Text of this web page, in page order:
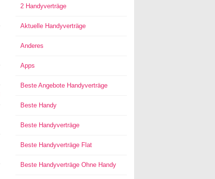
2 Handyverträge
Aktuelle Handyverträge
Anderes
Apps
Beste Angebote Handyverträge
Beste Handy
Beste Handyverträge
Beste Handyverträge Flat
Beste Handyverträge Ohne Handy